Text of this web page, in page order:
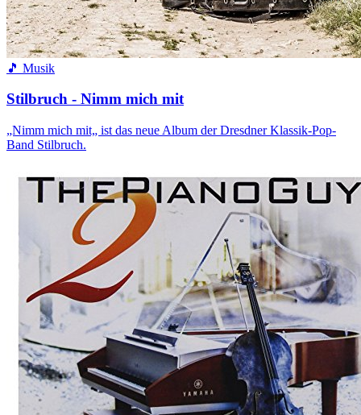
🎵 Musik
Stilbruch - Nimm mich mit
„Nimm mich mit„ ist das neue Album der Dresdner Klassik-Pop-
Band Stilbruch.